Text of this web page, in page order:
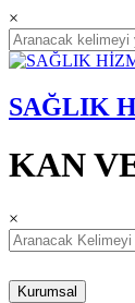
×
SAĞLIK
KAN
×
Kurumsal